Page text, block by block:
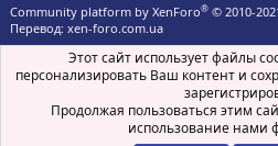
Community platform by XenForo® © 2010-
Перевод: xen-foro.com.ua
Этот сайт использует файлы
персонализировать Ваш контент и
Продолжая пользоваться этим
использование нами